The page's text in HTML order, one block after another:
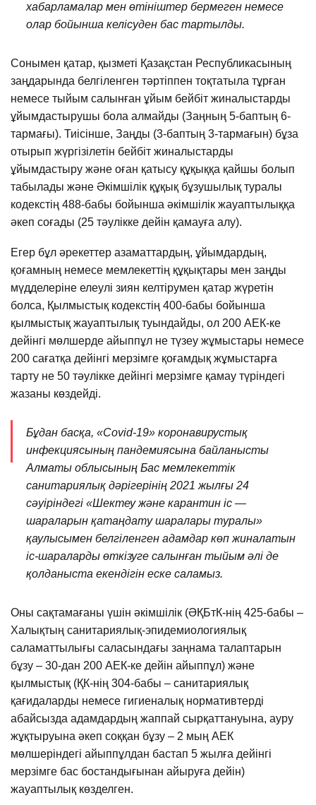
хабарламалар мен өтініштер бермеген немесе
олар бойынша келісуден бас тартылды.
Сонымен қатар, қызметі Қазақстан Республикасының
заңдарында белгіленген тәртіппен тоқтатыла тұрған
немесе тыйым салынған ұйым бейбіт жиналыстарды
ұйымдастырушы бола алмайды (Заңның 5-баптың 6-
тармағы). Тиісінше, Заңды (3-баптың 3-тармағын) бұза
отырып жүргізілетін бейбіт жиналыстарды
ұйымдастыру және оған қатысу құқыққа қайшы болып
табылады және Әкімшілік құқық бұзушылық туралы
кодекстің 488-бабы бойынша әкімшілік жауаптылыққа
әкеп соғады (25 тәулікке дейін қамауға алу).
Егер бұл әрекеттер азаматтардың, ұйымдардың,
қоғамның немесе мемлекеттің құқықтары мен заңды
мүдделеріне елеулі зиян келтірумен қатар жүретін
болса, Қылмыстық кодекстің 400-бабы бойынша
қылмыстық жауаптылық туындайды, ол 200 АЕК-ке
дейінгі мөлшерде айыппұл не түзеу жұмыстары немесе
200 сағатқа дейінгі мерзімге қоғамдық жұмыстарға
тарту не 50 тәулікке дейінгі мерзімге қамау түріндегі
жазаны көздейді.
Бұдан басқа, «Сovid-19» коронавирустық
инфекциясының пандемиясына байланысты
Алматы облысының Бас мемлекеттік
санитариялық дәрігерінің 2021 жылғы 24
сәуіріндегі «Шектеу және карантин іс —
шараларын қатаңдату шаралары туралы»
қаулысымен белгіленген адамдар көп жиналатын
іс-шараларды өткізуге салынған тыйым әлі де
қолданыста екендігін еске саламыз.
Оны сақтамағаны үшін әкімшілік (ӘҚБтК-нің 425-бабы –
Халықтың санитариялық-эпидемиологиялық
саламаттылығы саласындағы заңнама талаптарын
бұзу – 30-дан 200 АЕК-ке дейін айыппұл) және
қылмыстық (ҚК-нің 304-бабы – санитариялық
қағидаларды немесе гигиеналық нормативтерді
абайсызда адамдардың жаппай сырқаттануына, ауру
жұқтыруына әкеп соққан бұзу – 2 мың АЕК
мөлшеріндегі айыппұлдан бастап 5 жылға дейінгі
мерзімге бас бостандығынан айыруға дейін)
жауаптылық көзделген.